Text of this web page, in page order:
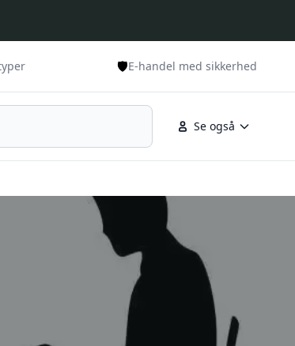
🛡️E-handel med sikkerhed
Se også